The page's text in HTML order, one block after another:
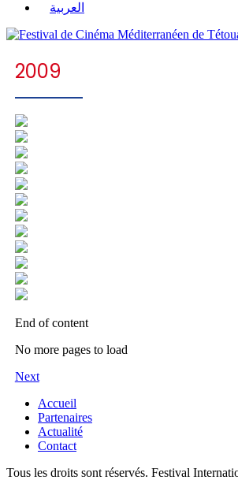
العربية
2009
End of content
No more pages to load
Next
Accueil
Partenaires
Actualité
Contact
Tous les droits sont réservés. Festival